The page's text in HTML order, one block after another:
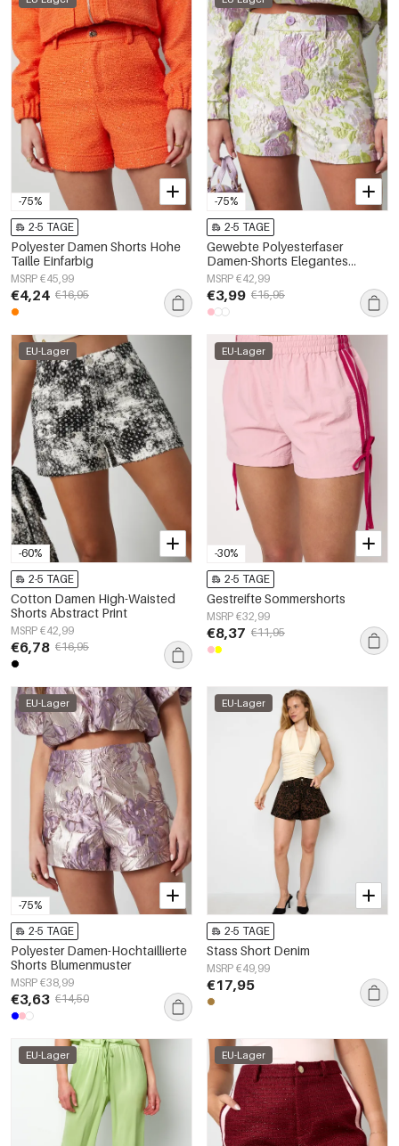
-75%
2-5 TAGE
Polyester Damen Shorts Hohe
Taille Einfarbig
MSRP €45,99
€4,24 €16,95
-75%
2-5 TAGE
Gewebte Polyesterfaser
Damen-Shorts Elegantes
Blumenmuster
MSRP €42,99
€3,99 €15,95
-60%
EU-Lager
2-5 TAGE
Cotton Damen High-Waisted
Shorts Abstract Print
MSRP €42,99
€6,78 €16,95
-30%
EU-Lager
2-5 TAGE
Gestreifte Sommershorts
MSRP €32,99
€8,37 €11,95
-75%
EU-Lager
2-5 TAGE
Polyester Damen-Hochtaillierte
Shorts Blumenmuster
MSRP €38,99
€3,63 €14,50
EU-Lager
2-5 TAGE
Stass Short Denim
MSRP €49,99
€17,95
EU-Lager EU-Lager